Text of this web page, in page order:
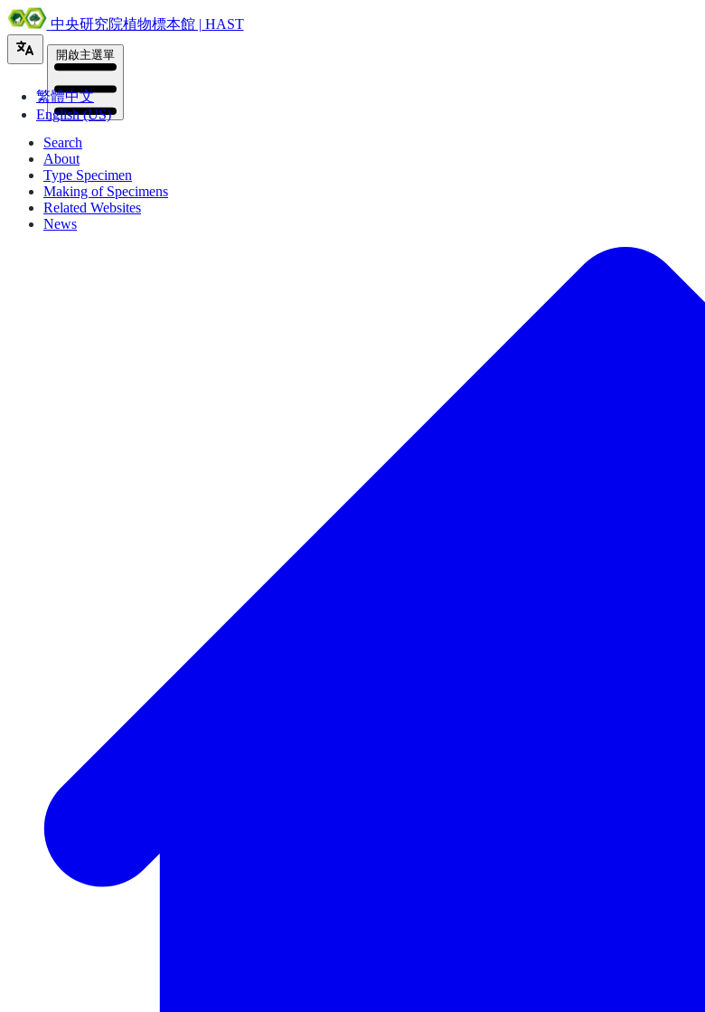
中央研究院植物標本館 | HAST
繁體中文
English (US)
開啟主選單
Search
About
Type Specimen
Making of Specimens
Related Websites
News